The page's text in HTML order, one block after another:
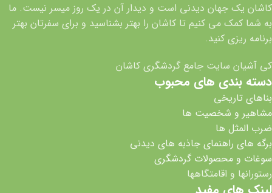
کاشان یک جهان دیدنی است و دیدار آن در یک روز میسر نیست. ما
به شما کمک می کنیم تا کاشان را بهتر بشناسید و برای سفرتان بهتر
برنامه ریزی کنید.
کی آشیان سایت جامع گردشگری کاشان
دسته بندی های محبوب
بناهای تاریخی
مشاهیر و شخصیت ها
ضرب المثل ها
برگه های راهنمای جاذبه های دیدنی
سوغات و محصولات گردشگری
رستورانها و اقامتگاهها